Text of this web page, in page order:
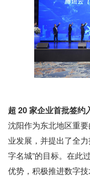
超 20 家企业首批签约
沈阳作为东北地区重
业发展，并提出了全
字名城”的目标。在此
优势，积极推进数字